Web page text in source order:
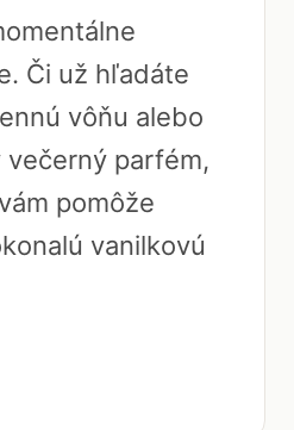
Či už hľadáte
vôňu alebo
parfém,
pomôže
vanilkovú